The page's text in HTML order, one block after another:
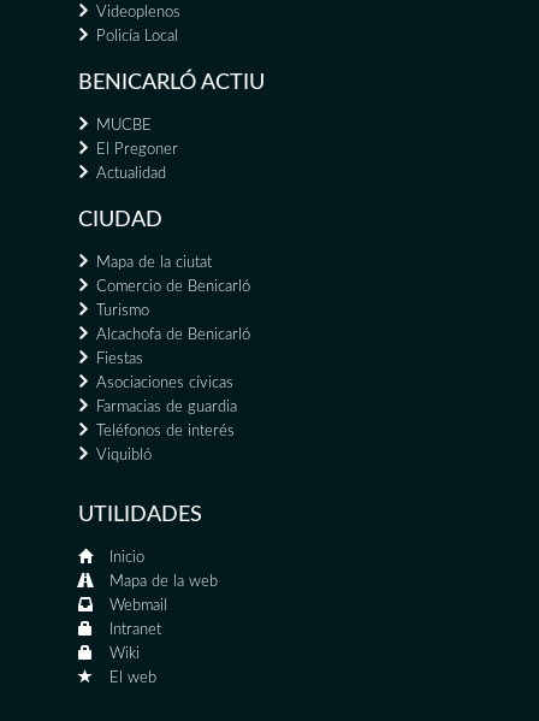
Videoplenos
Policía Local
BENICARLÓ ACTIU
MUCBE
El Pregoner
Actualidad
CIUDAD
Mapa de la ciutat
Comercio de Benicarló
Turismo
Alcachofa de Benicarló
Fiestas
Asociaciones cívicas
Farmacias de guardia
Teléfonos de interés
Viquibló
UTILIDADES
Inicio
Mapa de la web
Webmail
Intranet
Wiki
El web